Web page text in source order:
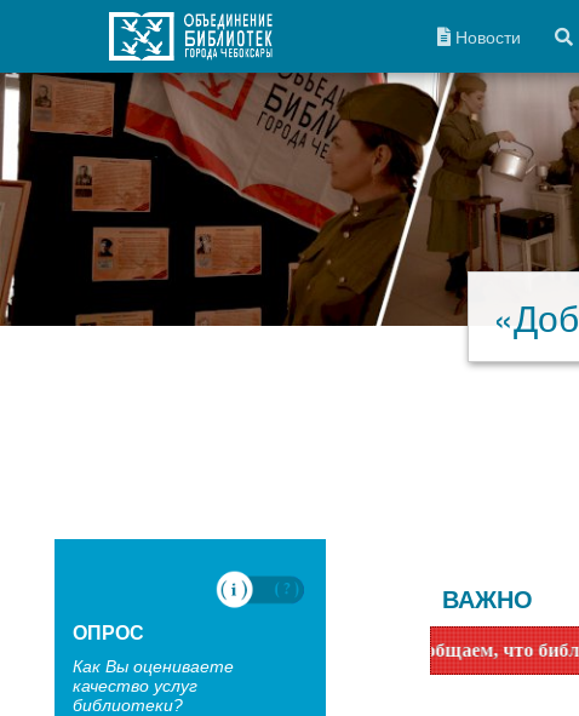
Новости
ОПРОС
Как Вы оцениваете
качество услуг
библиотеки?
ВАЖНО
Уважаемые читатели! Сообщаем, что библиотеки